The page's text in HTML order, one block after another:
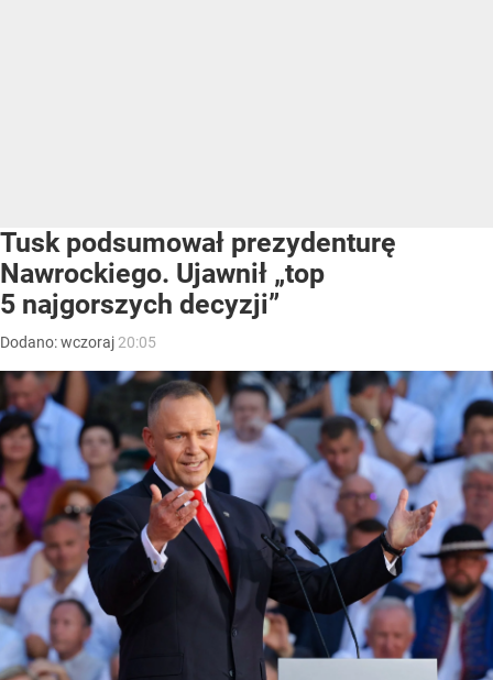
Tusk podsumował prezydenturę
Nawrockiego. Ujawnił „top
5 najgorszych decyzji”
Dodano:wczoraj 20:05